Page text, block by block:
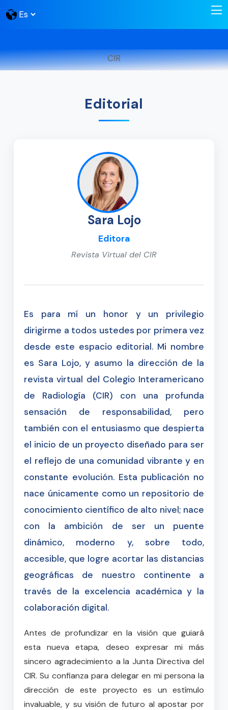
CIR
Editorial
Sara Lojo
Editora
Revista Virtual del CIR
Es para mí un honor y un privilegio
dirigirme a todos ustedes por primera vez
desde este espacio editorial. Mi nombre
es Sara Lojo, y asumo la dirección de la
revista virtual del Colegio Interamericano
de Radiología (CIR) con una profunda
sensación de responsabilidad, pero
también con el entusiasmo que despierta
el inicio de un proyecto diseñado para ser
el reflejo de una comunidad vibrante y en
constante evolución. Esta publicación no
nace únicamente como un repositorio de
conocimiento científico de alto nivel; nace
con la ambición de ser un puente
dinámico, moderno y, sobre todo,
accesible, que logre acortar las distancias
geográficas de nuestro continente a
través de la excelencia académica y la
colaboración digital.
Antes de profundizar en la visión que guiará
esta nueva etapa, deseo expresar mi más
sincero agradecimiento a la Junta Directiva del
CIR. Su confianza para delegar en mi persona la
dirección de este proyecto es un estímulo
invaluable, y su visión de futuro al apostar por